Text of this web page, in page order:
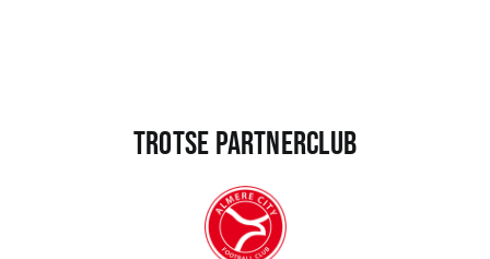
Trotse partnerclub